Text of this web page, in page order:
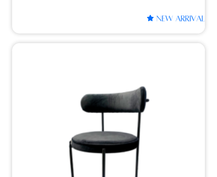
NEW ARRIVAL
SILLA SIMONE BLACK